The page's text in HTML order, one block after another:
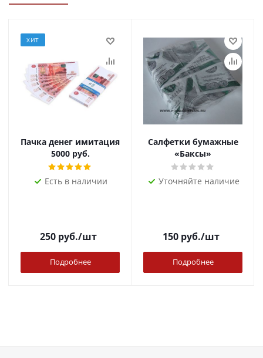
ХИТ
Пачка денег имитация
5000 руб.
Есть в наличии
250руб./шт
Подробнее
Салфетки бумажные
«Баксы»
Уточняйте наличие
150руб./шт
Подробнее